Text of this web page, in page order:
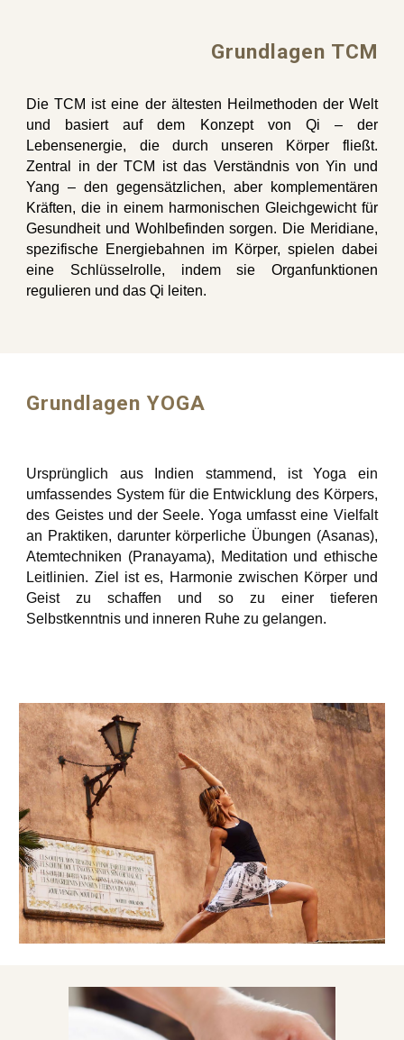
Grundlagen TCM
Die TCM ist eine der ältesten Heilmethoden der Welt
und basiert auf dem Konzept von Qi – der
Lebensenergie, die durch unseren Körper fließt.
Zentral in der TCM ist das Verständnis von Yin und
Yang – den gegensätzlichen, aber komplementären
Kräften, die in einem harmonischen Gleichgewicht für
Gesundheit und Wohlbefinden sorgen. Die Meridiane,
spezifische Energiebahnen im Körper, spielen dabei
eine Schlüsselrolle, indem sie Organfunktionen
regulieren und das Qi leiten.
Grundlagen YOGA
Ursprünglich aus Indien stammend, ist Yoga ein
umfassendes System für die Entwicklung des Körpers,
des Geistes und der Seele. Yoga umfasst eine Vielfalt
an Praktiken, darunter körperliche Übungen (Asanas),
Atemtechniken (Pranayama), Meditation und ethische
Leitlinien. Ziel ist es, Harmonie zwischen Körper und
Geist zu schaffen und so zu einer tieferen
Selbstkenntnis und inneren Ruhe zu gelangen.